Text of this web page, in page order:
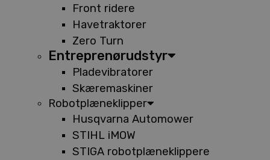
Front ridere
Havetraktorer
Zero Turn
Entreprenørudstyr
Pladevibratorer
Skæremaskiner
Robotplæneklipper
Husqvarna Automower
STIHL iMOW
STIGA robotplæneklippere